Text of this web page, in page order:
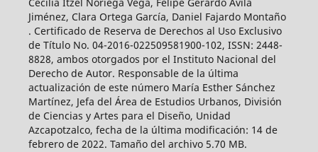
Jiménez, Clara Ortega García, Daniel Fajardo Montaño
. Certificado de Reserva de Derechos al Uso Exclusivo
de Título No. 04-2016-022509581900-102, ISSN: 2448-
8828, ambos otorgados por el Instituto Nacional del
Derecho de Autor. Responsable de la última
actualización de este número María Esther Sánchez
Martínez, Jefa del Área de Estudios Urbanos, División
de Ciencias y Artes para el Diseño, Unidad
Azcapotzalco, fecha de la última modificación: 14 de
febrero de 2022. Tamaño del archivo 5.70 MB.